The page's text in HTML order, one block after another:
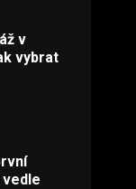
v
vybrat
vedle